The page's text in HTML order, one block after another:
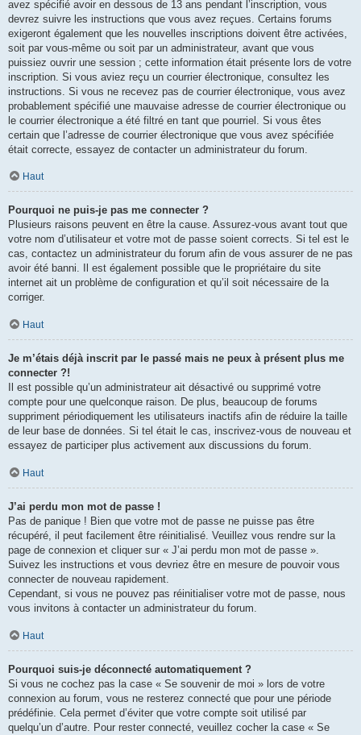
avez spécifié avoir en dessous de 13 ans pendant l’inscription, vous
devrez suivre les instructions que vous avez reçues. Certains forums
exigeront également que les nouvelles inscriptions doivent être activées,
soit par vous-même ou soit par un administrateur, avant que vous
puissiez ouvrir une session ; cette information était présente lors de votre
inscription. Si vous aviez reçu un courrier électronique, consultez les
instructions. Si vous ne recevez pas de courrier électronique, vous avez
probablement spécifié une mauvaise adresse de courrier électronique ou
le courrier électronique a été filtré en tant que pourriel. Si vous êtes
certain que l’adresse de courrier électronique que vous avez spécifiée
était correcte, essayez de contacter un administrateur du forum.
Haut
Pourquoi ne puis-je pas me connecter ?
Plusieurs raisons peuvent en être la cause. Assurez-vous avant tout que
votre nom d’utilisateur et votre mot de passe soient corrects. Si tel est le
cas, contactez un administrateur du forum afin de vous assurer de ne pas
avoir été banni. Il est également possible que le propriétaire du site
internet ait un problème de configuration et qu’il soit nécessaire de la
corriger.
Haut
Je m’étais déjà inscrit par le passé mais ne peux à présent plus me
connecter ?!
Il est possible qu’un administrateur ait désactivé ou supprimé votre
compte pour une quelconque raison. De plus, beaucoup de forums
suppriment périodiquement les utilisateurs inactifs afin de réduire la taille
de leur base de données. Si tel était le cas, inscrivez-vous de nouveau et
essayez de participer plus activement aux discussions du forum.
Haut
J’ai perdu mon mot de passe !
Pas de panique ! Bien que votre mot de passe ne puisse pas être
récupéré, il peut facilement être réinitialisé. Veuillez vous rendre sur la
page de connexion et cliquer sur « J’ai perdu mon mot de passe ».
Suivez les instructions et vous devriez être en mesure de pouvoir vous
connecter de nouveau rapidement.
Cependant, si vous ne pouvez pas réinitialiser votre mot de passe, nous
vous invitons à contacter un administrateur du forum.
Haut
Pourquoi suis-je déconnecté automatiquement ?
Si vous ne cochez pas la case « Se souvenir de moi » lors de votre
connexion au forum, vous ne resterez connecté que pour une période
prédéfinie. Cela permet d’éviter que votre compte soit utilisé par
quelqu’un d’autre. Pour rester connecté, veuillez cocher la case « Se